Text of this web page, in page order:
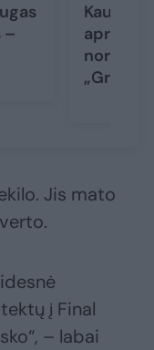
–
Kaune
norėjusi
„Green
Jis mato
į Final
– labai